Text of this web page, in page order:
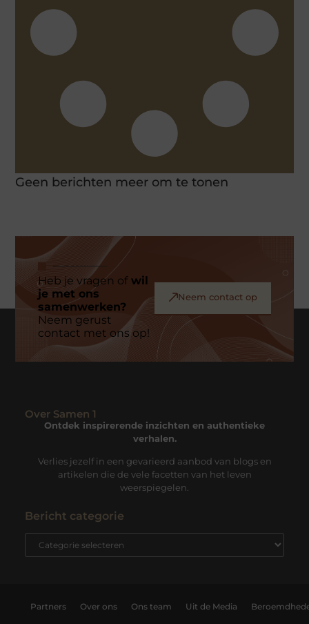
Geen berichten meer om te tonen
Heb je vragen ofwil
je met ons
samenwerken?
Neem gerust
contact met ons op!
Neem contact op
Over Samen 1
Ontdek inspirerende inzichten en authentieke
verhalen.
Verlies jezelf in een gevarieerd aanbod van blogs en
artikelen die de vele facetten van het leven
weerspiegelen.
Bericht categorie
Partners Over ons Ons team Uit de Media